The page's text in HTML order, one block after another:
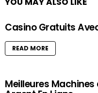
Casino Gratuits
READ MORE
Meilleures Machines